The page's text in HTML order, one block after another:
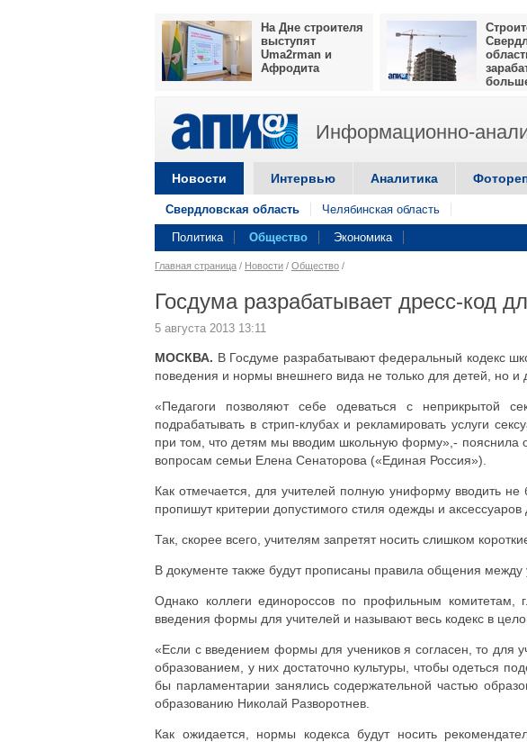
На Дне строителя
выступят
Uma2rman и
Афродита
Информационно-
Новости Интервью Аналитика
Свердловская область Челябинская область
Политика Общество Экономика
Главная страница / Новости / Общество /
Госдума разрабатывает дресс-код
5 августа 2013 13:11
МОСКВА. В Госдуме разрабатывают федеральный кодекс
поведения и нормы внешнего вида не только для детей, но
«Педагоги позволяют себе одеваться с неприкрытой
подрабатывать в стрип-клубах и рекламировать услуги
при том, что детям мы вводим школьную форму»,- пояснила
вопросам семьи Елена Сенаторова («Единая Россия»).
Как отмечается, для учителей полную униформу вводить не
пропишут критерии допустимого стиля одежды и аксессуаров
Так, скорее всего, учителям запретят носить слишком
В документе также будут прописаны правила общения между
Однако коллеги единороссов по профильным комитетам,
введения формы для учителей и называют весь кодекс в
«Если с введением формы для учеников я согласен, то для
образованием, у них достаточно культуры, чтобы одеться
бы парламентарии занялись содержательной частью
образованию Николай Разворотнев.
Как ожидается, нормы кодекса будут носить